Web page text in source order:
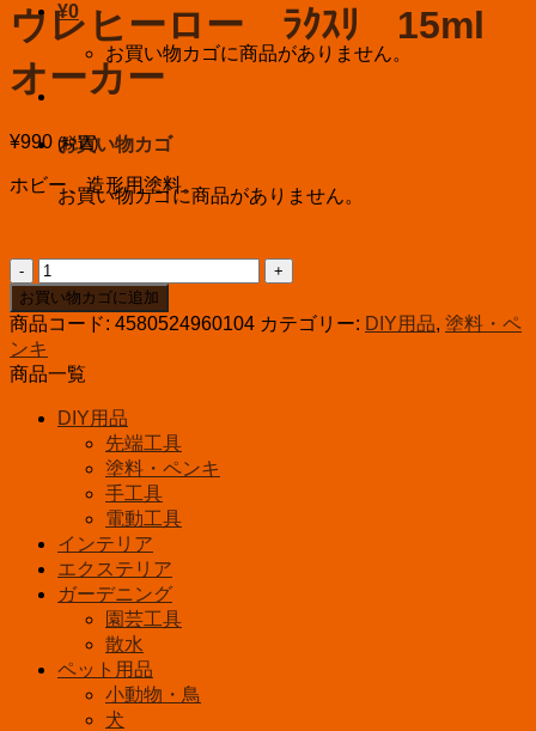
¥0
お買い物カゴに商品がありません。
お買い物カゴ
お買い物カゴに商品がありません。
ウレヒーロー ﾗｸｽﾘ 15ml
オーカー
¥990 (税込)
ホビー、造形用塗料。
ウ
レ
ヒ
ー
ロ
ﾗ
15ml
ー
カ
ー
お買い物カゴに追加
商品コード: 4580524960104 カテゴリー: DIY用品, 塗料・ペ
ンキ
商品一覧
DIY用品
先端工具
塗料・ペンキ
手工具
電動工具
インテリア
エクステリア
ガーデニング
園芸工具
散水
ペット用品
小動物・鳥
犬